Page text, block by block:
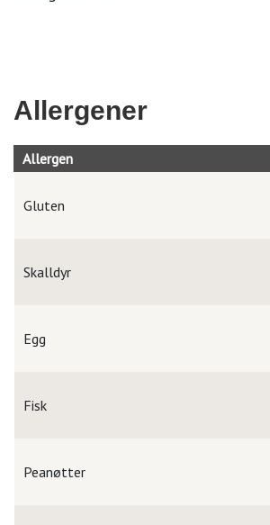
Allergener
Allergen
Gluten
Skalldyr
Egg
Fisk
Peanøtter